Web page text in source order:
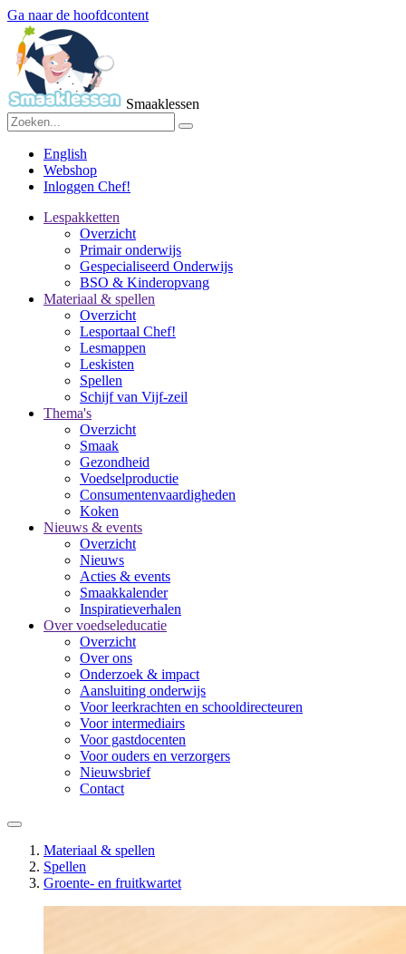
Ga naar de hoofdcontent
Smaaklessen
English
Webshop
Inloggen Chef!
Lespakketten
Overzicht
Primair onderwijs
Gespecialiseerd Onderwijs
BSO & Kinderopvang
Materiaal & spellen
Overzicht
Lesportaal Chef!
Lesmappen
Leskisten
Spellen
Schijf van Vijf-zeil
Thema's
Overzicht
Smaak
Gezondheid
Voedselproductie
Consumentenvaardigheden
Koken
Nieuws & events
Overzicht
Nieuws
Acties & events
Smaakkalender
Inspiratieverhalen
Over voedseleducatie
Overzicht
Over ons
Onderzoek & impact
Aansluiting onderwijs
Voor leerkrachten en schooldirecteuren
Voor intermediairs
Voor gastdocenten
Voor ouders en verzorgers
Nieuwsbrief
Contact
Materiaal & spellen
Spellen
Groente- en fruitkwartet